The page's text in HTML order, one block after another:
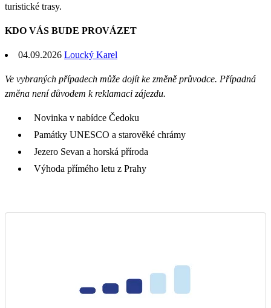
turistické trasy.
KDO VÁS BUDE PROVÁZET
04.09.2026 Loucký Karel
Ve vybraných případech může dojít ke změně průvodce. Případná
změna není důvodem k reklamaci zájezdu.
Novinka v nabídce Čedoku
Památky UNESCO a starověké chrámy
Jezero Sevan a horská příroda
Výhoda přímého letu z Prahy